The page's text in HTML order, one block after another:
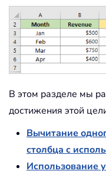
В этом разделе мы
достижения этой
Вычитание
столбца с
Использование